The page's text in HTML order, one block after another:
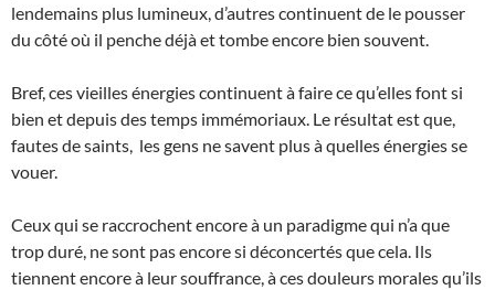
lendemains plus lumineux, d’autres continuent de le pousser
du côté où il penche déjà et tombe encore bien souvent.
Bref, ces vieilles énergies continuent à faire ce qu’elles font si
bien et depuis des temps immémoriaux. Le résultat est que,
fautes de saints, les gens ne savent plus à quelles énergies se
vouer.
Ceux qui se raccrochent encore à un paradigme qui n’a que
trop duré, ne sont pas encore si déconcertés que cela. Ils
tiennent encore à leur souffrance, à ces douleurs morales qu’ils